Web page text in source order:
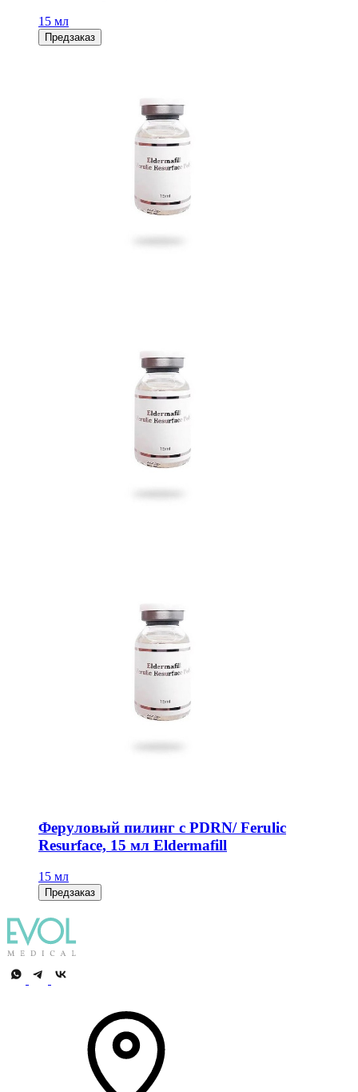
15 мл
Предзаказ
Феруловый пилинг с PDRN/ Ferulic
Resurface, 15 мл Eldermafill
15 мл
Предзаказ